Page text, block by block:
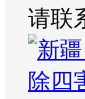
请联